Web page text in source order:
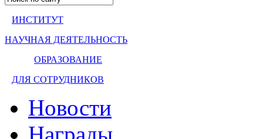
ИНСТИТУТ
НАУЧНАЯ ДЕЯТЕЛЬНОСТЬ
ОБРАЗОВАНИЕ
ДЛЯ СОТРУДНИКОВ
Новости